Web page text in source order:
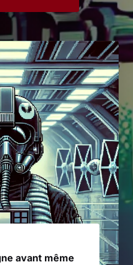
avant même